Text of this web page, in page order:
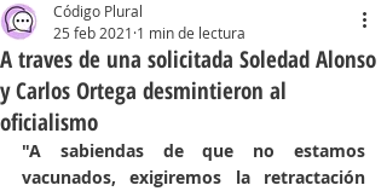
A traves de una solicitada Soledad Alonso
y Carlos Ortega desmintieron al
oficialismo
Código Plural
25 feb 2021 1 min de lectura
"A sabiendas de que no estamos
vacunados, exigiremos la retractación